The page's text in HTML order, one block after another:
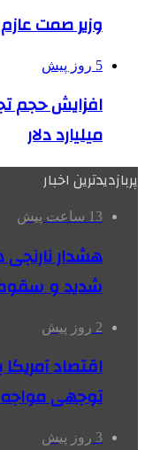
وزیر صمت
5 روز پیش
میلیارد دلار
پربازدیدترین اخبار
13 ساعت پیش
شدید و
2 روز پیش
اقتصاد
توجهی
3 روز پیش